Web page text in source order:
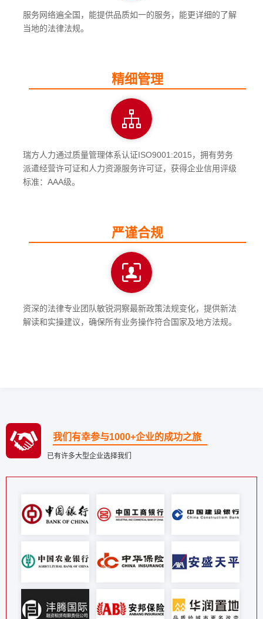
服务网络遍全国，能提供品质如一的服务，能更详细的了解
当地的法律法规。
精细管理
瑞方人力通过质量管理体系认证ISO9001:2015，拥有劳务
派遣经营许可证和人力资源服务许可证，获得企业信用评级
标准：AAA级。
严谨合规
资深的法律专业团队敏锐洞察最新政策法规变化，提供新法
解读和实操建议，确保所有业务操作符合国家及地方法规。
我们有幸参与1000+企业的成功之旅
已有许多大型企业选择我们